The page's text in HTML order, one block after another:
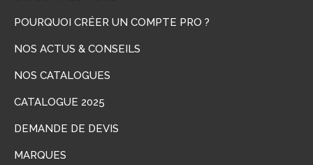
POURQUOI CRÉER UN COMPTE PRO ?
NOS ACTUS & CONSEILS
NOS CATALOGUES
CATALOGUE 2025
DEMANDE DE DEVIS
MARQUES